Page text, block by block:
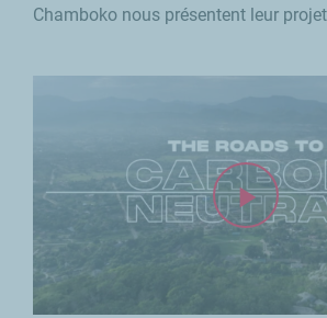
Chamboko nous présentent leur projet